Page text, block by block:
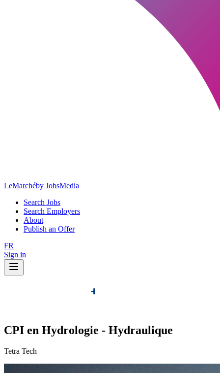
LeMarchéby JobsMedia
Search Jobs
Search Employers
About
Publish an Offer
FR
Sign in
CPI en Hydrologie - Hydraulique
Tetra Tech